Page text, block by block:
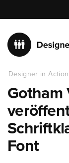
Designer in Action
Gotham
Font